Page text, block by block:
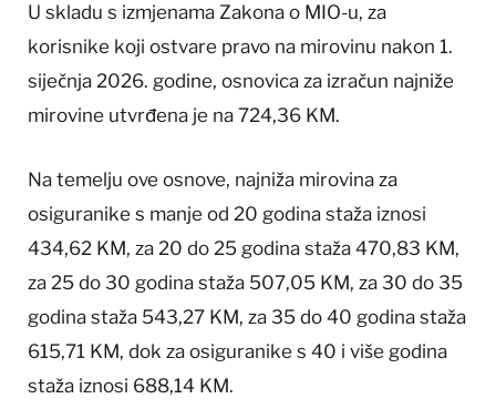
U skladu s izmjenama Zakona o MIO-u, za
korisnike koji ostvare pravo na mirovinu nakon 1.
siječnja 2026. godine, osnovica za izračun najniže
mirovine utvrđena je na 724,36 KM.
Na temelju ove osnove, najniža mirovina za
osiguranike s manje od 20 godina staža iznosi
434,62 KM, za 20 do 25 godina staža 470,83 KM,
za 25 do 30 godina staža 507,05 KM, za 30 do 35
godina staža 543,27 KM, za 35 do 40 godina staža
615,71 KM, dok za osiguranike s 40 i više godina
staža iznosi 688,14 KM.